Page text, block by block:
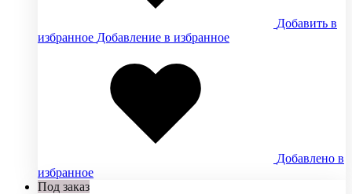
Добавить в
избранное Добавление в избранное
Добавлено в
избранное
Под заказ